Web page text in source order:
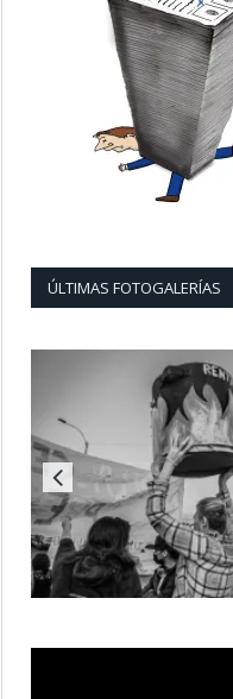
ÚLTIMAS FOTOGALERÍAS